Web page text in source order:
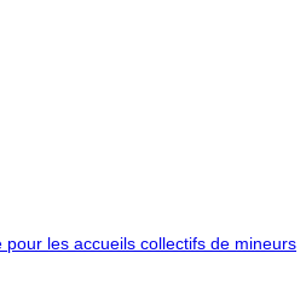
les accueils collectifs de mineurs